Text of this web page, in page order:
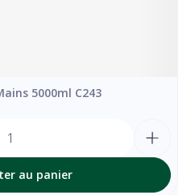
5000ml C243
au panier